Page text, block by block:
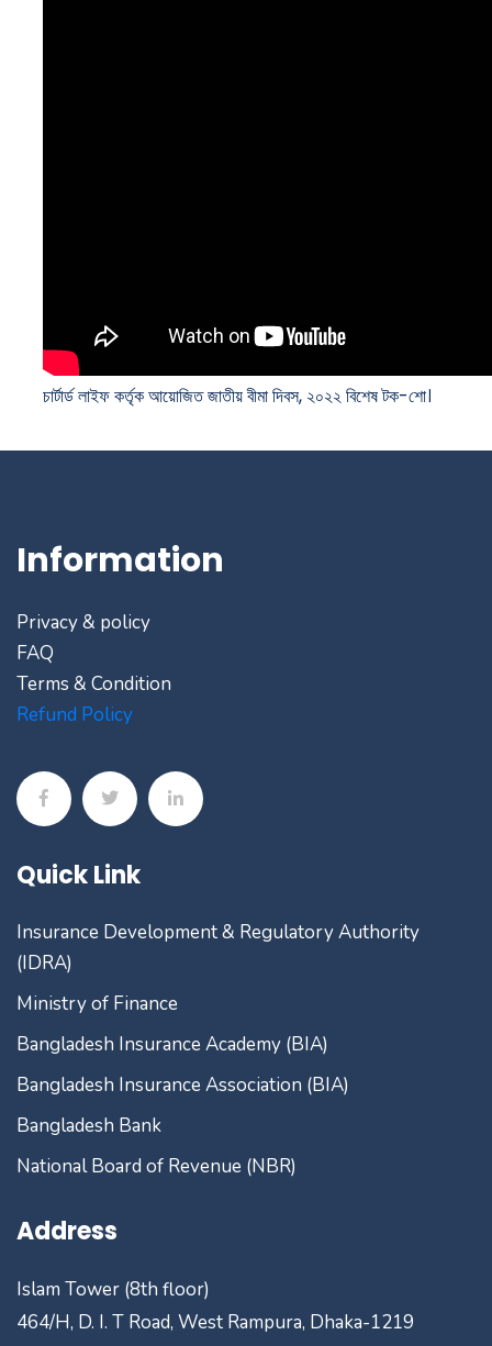
চার্টার্ড লাইফ কর্তৃক আয়োজিত জাতীয় বীমা দিবস, ২০২২ বিশেষ টক-শো।
Information
Privacy & policy
FAQ
Terms & Condition
Refund Policy
Quick Link
Insurance Development & Regulatory Authority
(IDRA)
Ministry of Finance
Bangladesh Insurance Academy (BIA)
Bangladesh Insurance Association (BIA)
Bangladesh Bank
National Board of Revenue (NBR)
Address
Islam Tower (8th floor)
464/H, D. I. T Road, West Rampura, Dhaka-1219